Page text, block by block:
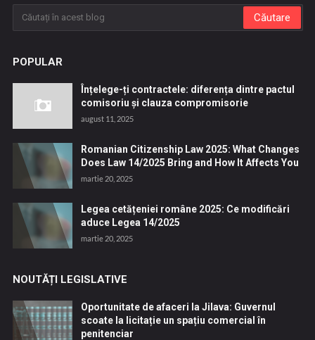
POPULAR
Înțelege-ți contractele: diferența dintre pactul
comisoriu și clauza compromisorie
august 11, 2025
Romanian Citizenship Law 2025: What Changes
Does Law 14/2025 Bring and How It Affects You
martie 20, 2025
Legea cetățeniei române 2025: Ce modificări
aduce Legea 14/2025
martie 20, 2025
NOUTĂȚI LEGISLATIVE
Oportunitate de afaceri la Jilava: Guvernul
scoate la licitație un spațiu comercial în
penitenciar